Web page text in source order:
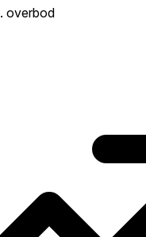
de markt hier is.
boven vraagprijs
heter. Heet? Verwacht
overbod